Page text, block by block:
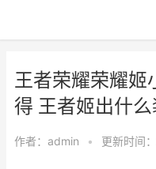
王者荣耀荣耀姬
得 王者姬出什
作者： admin • 更新时间